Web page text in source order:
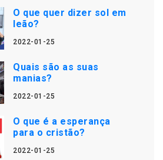
O que quer dizer sol em
leão?
2022-01-25
Quais são as suas
manias?
2022-01-25
O que é a esperança
para o cristão?
2022-01-25